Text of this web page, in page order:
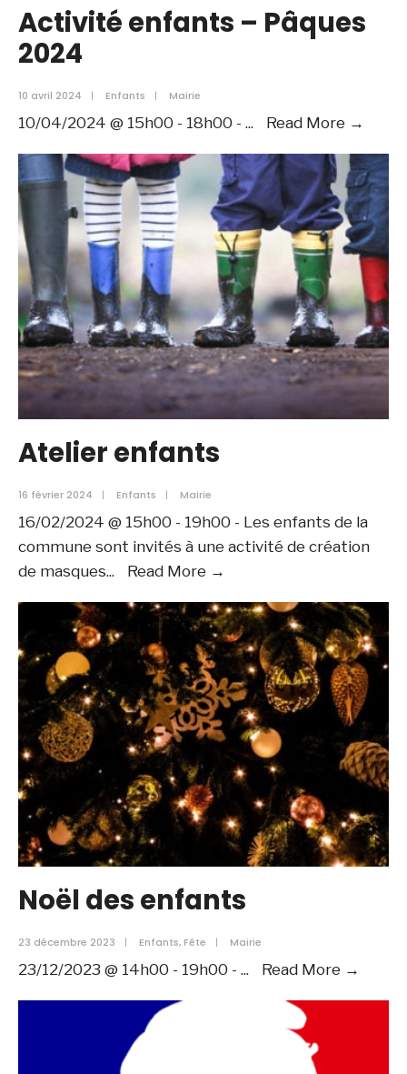
Activité enfants – Pâques
2024
10 avril 2024 | Enfants | Mairie
10/04/2024 @ 15h00 - 18h00 - ... Read More →
–
2024
Atelier enfants
16 février 2024 | Enfants | Mairie
16/02/2024 @ 15h00 - 19h00 - Les enfants de la
commune sont invités à une activité de création
de masques... Read More →
Noël des enfants
23 décembre 2023 | Enfants, Fête | Mairie
23/12/2023 @ 14h00 - 19h00 - ... Read More →